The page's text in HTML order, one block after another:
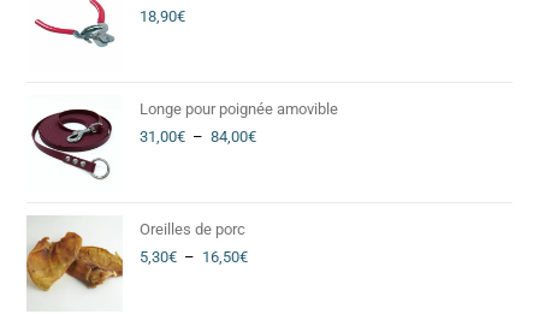
18,90€
Longe pour poignée amovible
31,00€ – 84,00€
Oreilles de porc
5,30€ – 16,50€